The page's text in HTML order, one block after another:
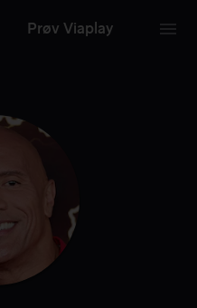
Prøv Viaplay